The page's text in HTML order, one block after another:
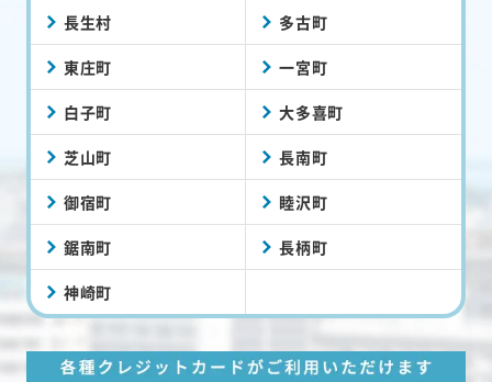
長生村 多古町
東庄町 一宮町
白子町 大多喜町
芝山町 長南町
御宿町 睦沢町
鋸南町 長柄町
神崎町